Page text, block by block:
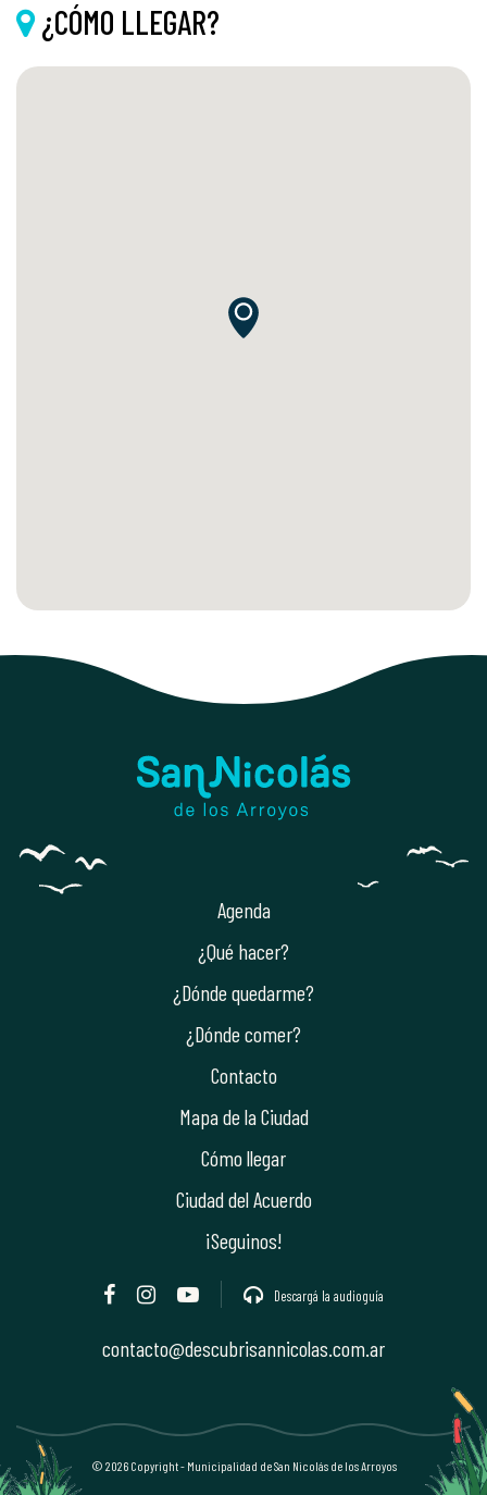
¿CÓMO LLEGAR?
Agenda
¿Qué hacer?
¿Dónde quedarme?
¿Dónde comer?
Contacto
Mapa de la Ciudad
Cómo llegar
Ciudad del Acuerdo
¡Seguinos!
Descargá la audioguía
contacto@descubrisannicolas.com.ar
© 2026Copyright - Municipalidad de San Nicolás de los Arroyos